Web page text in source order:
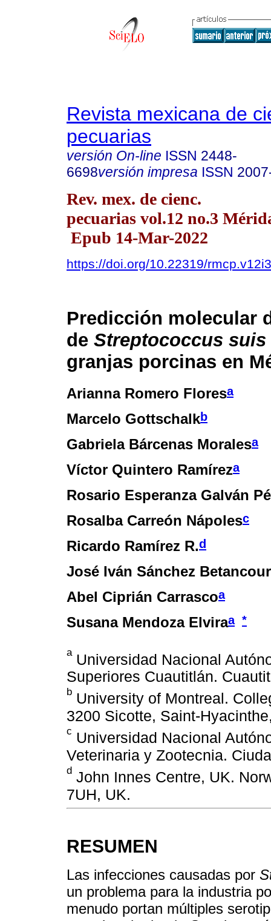
Revista mexicana de
pecuarias
versión On-line ISSN 2448-
6698versión impresa ISSN
Rev. mex. de cienc.
pecuarias vol.12 no.3
Epub 14-Mar-2022
https://doi.org/10.22319/
Predicción molecular
de Streptococcus suis
granjas porcinas en
Arianna Romero Floresa
Marcelo Gottschalkb
Gabriela Bárcenas Moralesa
Víctor Quintero Ramíreza
Rosario Esperanza Galván
Rosalba Carreón Nápolesc
Ricardo Ramírez R.d
José Iván Sánchez
Abel Ciprián Carrascoa
Susana Mendoza Elviraa *
aUniversidad Nacional
Superiores Cuautitlán.
b University of Montreal.
3200 Sicotte, Saint-
c Universidad Nacional
Veterinaria y Zootecnia.
d John Innes Centre, UK.
7UH, UK.
RESUMEN
Las infecciones causadas por
un problema para la industria
menudo portan múltiples